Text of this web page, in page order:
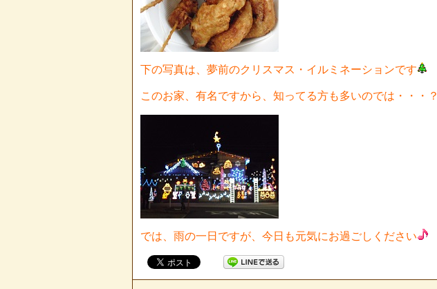
下の写真は、夢前のクリスマス・イルミネーションです
このお家、有名ですから、知ってる方も多いのでは・・・？
では、雨の一日ですが、今日も元気にお過ごしください